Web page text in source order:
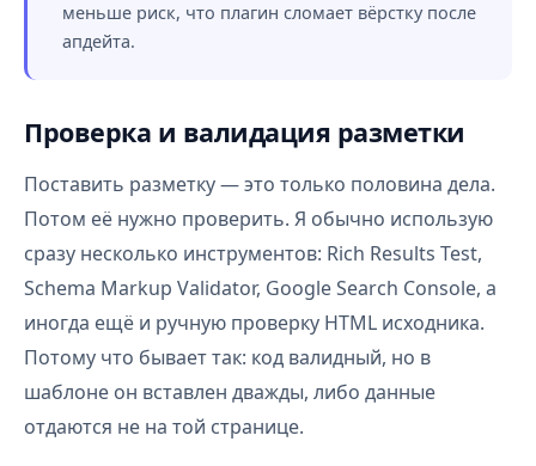
меньше риск, что плагин сломает вёрстку после
апдейта.
Проверка и валидация разметки
Поставить разметку — это только половина дела.
Потом её нужно проверить. Я обычно использую
сразу несколько инструментов: Rich Results Test,
Schema Markup Validator, Google Search Console, а
иногда ещё и ручную проверку HTML исходника.
Потому что бывает так: код валидный, но в
шаблоне он вставлен дважды, либо данные
отдаются не на той странице.